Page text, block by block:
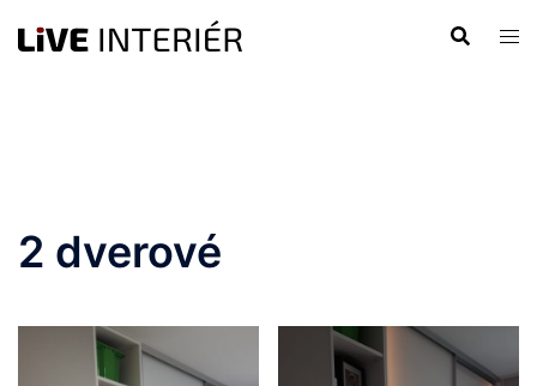
na
2 dverové